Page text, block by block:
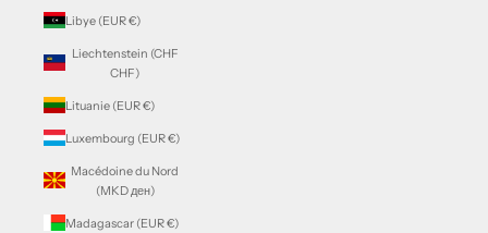
Libye (EUR €)
Liechtenstein (CHF
CHF)
Lituanie (EUR €)
Luxembourg (EUR €)
Macédoine du Nord
(MKD ден)
Madagascar (EUR €)